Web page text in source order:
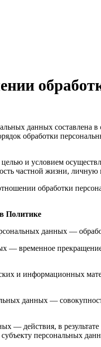
данных
обработки
и условием
частной жизни, личную
обработки
Политике
данных —
— временное
и информационных
данных —
— действия, в
персональных